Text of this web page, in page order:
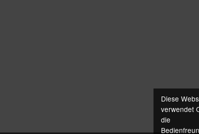
Diese
verwendet
die